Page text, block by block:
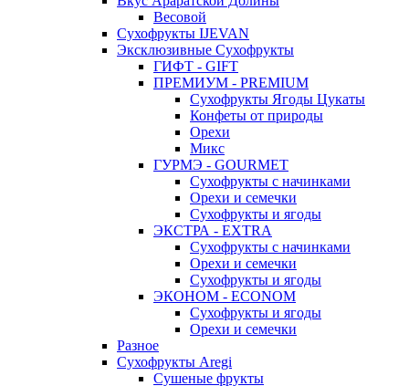
Весовой
Сухофрукты IJEVAN
Эксклюзивные Сухофрукты
ГИФТ - GIFT
ПРЕМИУМ - PREMIUM
Сухофрукты Ягоды Цукаты
Конфеты от природы
Орехи
Микс
ГУРМЭ - GOURMET
Сухофрукты с начинками
Орехи и семечки
Сухофрукты и ягоды
ЭКСТРА - EXTRA
Сухофрукты с начинками
Орехи и семечки
Сухофрукты и ягоды
ЭКОНОМ - ECONOM
Сухофрукты и ягоды
Орехи и семечки
Разное
Сухофрукты Aregi
Сушеные фрукты